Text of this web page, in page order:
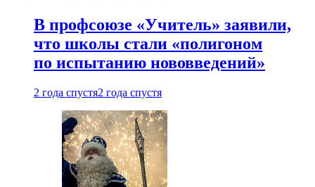
В профсоюзе «Учитель» заявили,
что школы стали «полигоном
по испытанию нововведений»
2 года спустя2 года спустя